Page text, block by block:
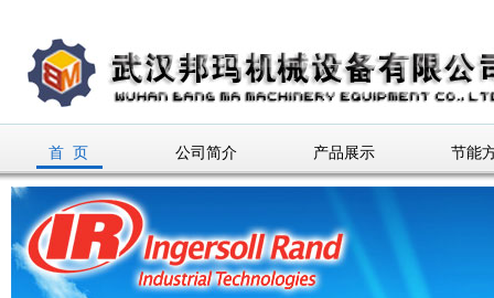
首 页 公司简介 产品展示 节能